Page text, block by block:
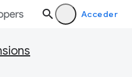
Acceder